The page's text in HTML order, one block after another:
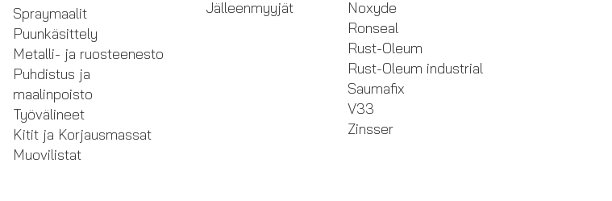
Spraymaalit
Puunkäsittely
Metalli- ja ruosteenesto
Puhdistus ja
maalinpoisto
Työvälineet
Kitit ja Korjausmassat
Muovilistat
Jälleenmyyjät
Noxyde
Ronseal
Rust-Oleum
Rust-Oleum industrial
Saumafix
V33
Zinsser